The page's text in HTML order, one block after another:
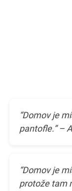
“Domov je
pantofle.” –
“Domov je
protože tam